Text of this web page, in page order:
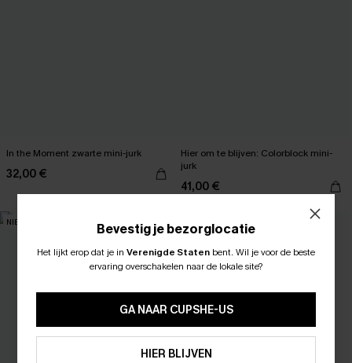
In the Moment zwarte mini-jurk
32,00 €
Hier om te blijven: Colorblock mini-
jurk
41,00 €
NIEUW Bevestig je bezorglocatie
Het lijkt erop dat je in Verenigde Staten bent. Wil je voor de beste
ervaring overschakelen naar de lokale site?
GA NAAR CUPSHE-US
HIER BLIJVEN
ABONNEER OM TE KRIJGEN﻿
15% KORTING OP 2ST+
ABONNEREN